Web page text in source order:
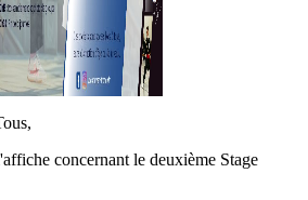
concernant le deuxième Stage